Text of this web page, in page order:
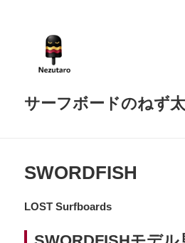
サーフボードのねず
SWORDFISH
LOST Surfboards